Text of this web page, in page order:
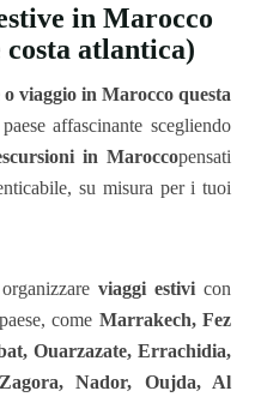
in Marocco
costa atlantica)
viaggio in Marocco questa
affascinante scegliendo
in Maroccopensati
su misura per i tuoi
viaggi estivicon
come Marrakech, Fez
Ouarzazate, Errachidia,
Nador, Oujda, Al